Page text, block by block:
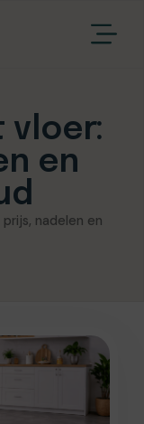
vloer:
en
nadelen en